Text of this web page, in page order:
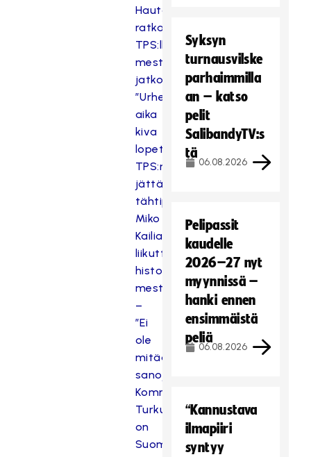
Hautaniemi
ratkaisi
TPS:lle
mestaruuden
jatkoerässä:
”Urheiluromantikkona
aika
kiva
lopetus”
TPS:n
jättävä
tähtipelaaja
Miko
Kailiala
liikuttui
historiallisesta
mestaruudesta
–
”Ei
ole
mitään
sanoja”
Kommentti:
Turku
on
Suomen
Syksyn
turnausvilske
parhaimmilla
an – katso
pelit
SalibandyTV:s
tä
06.08.2026
Pelipassit
kaudelle
2026–27 nyt
myynnissä –
hanki ennen
ensimmäistä
peliä
06.08.2026
“Kannustava
ilmapiiri
syntyy